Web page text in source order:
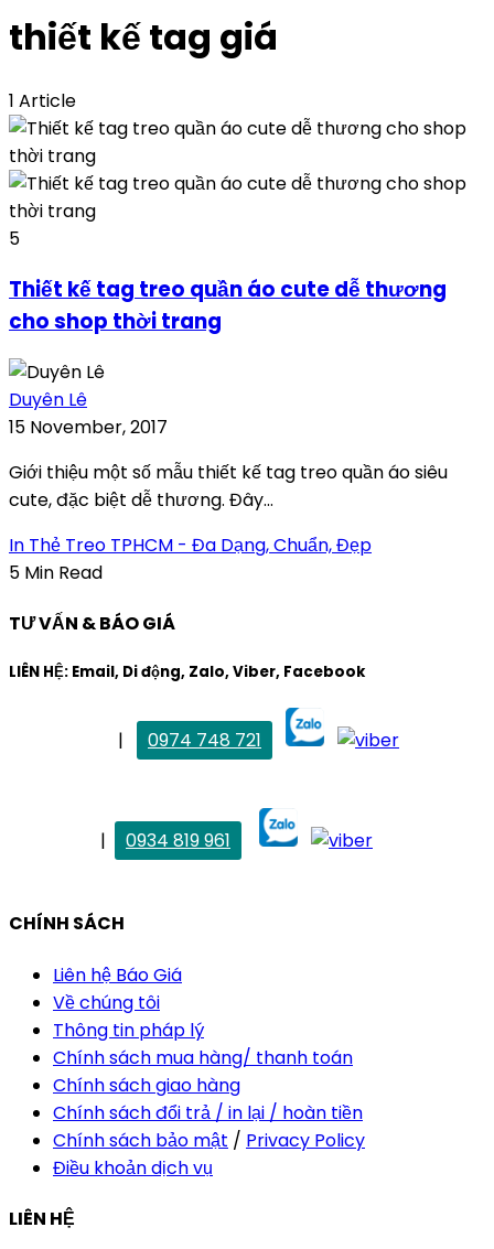
thiết kế tag giá
1 Article
5
Thiết kế tag treo quần áo cute dễ thương
cho shop thời trang
Duyên Lê
15 November, 2017
Giới thiệu một số mẫu thiết kế tag treo quần áo siêu
cute, đặc biệt dễ thương. Đây...
In Thẻ Treo TPHCM - Đa Dạng, Chuẩn, Đẹp
5 Min Read
TƯ VẤN & BÁO GIÁ
LIÊN HỆ: Email, Di động, Zalo, Viber, Facebook
|
0974 748 721
|
0934 819 961
CHÍNH SÁCH
Liên hệ Báo Giá
Về chúng tôi
Thông tin pháp lý
Chính sách mua hàng/ thanh toán
Chính sách giao hàng
Chính sách đổi trả / in lại / hoàn tiền
Chính sách bảo mật / Privacy Policy
Điều khoản dịch vụ
LIÊN HỆ